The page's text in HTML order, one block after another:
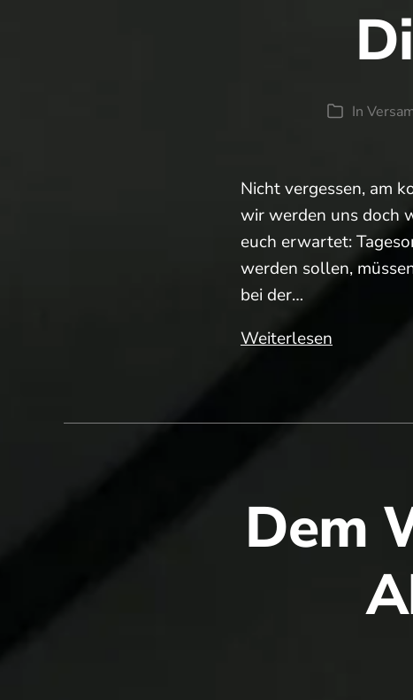
Kategorien
In
Nicht vergessen, am
wir werden uns doch
euch erwartet:
werden sollen,
bei der…
Weiterlesen
an…
Dem